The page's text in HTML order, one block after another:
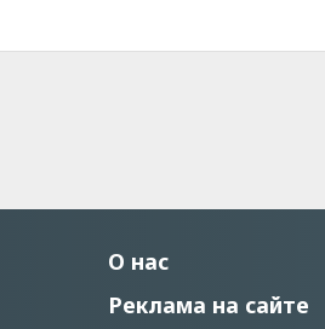
О нас
Реклама на сайте